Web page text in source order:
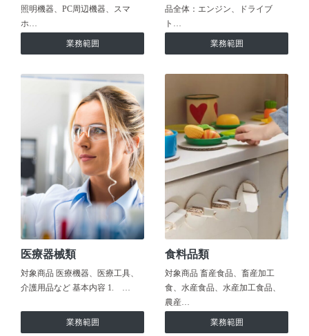
照明機器、PC周辺機器、スマ
ホ…
業務範囲
品全体：エンジン、ドライブ
ト…
業務範囲
医療器械類
対象商品 医療機器、医療工具、
介護用品など 基本内容 1. …
業務範囲
食料品類
対象商品 畜産食品、畜産加工
食、水産食品、水産加工食品、
農産…
業務範囲